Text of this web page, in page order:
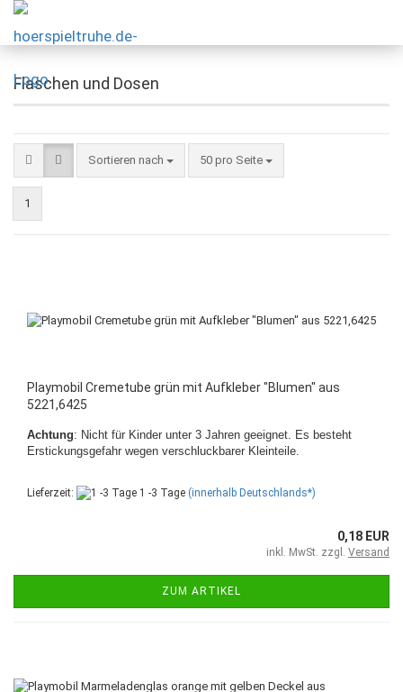
Flaschen und Dosen
Sortieren nach 50 pro Seite
1
Playmobil Cremetube grün mit Aufkleber "Blumen" aus
5221,6425
Achtung: Nicht für Kinder unter 3 Jahren geeignet. Es besteht
Erstickungsgefahr wegen verschluckbarer Kleinteile.
Lieferzeit: 1 -3 Tage (innerhalb Deutschlands*)
0,18 EUR
inkl. MwSt. zzgl. Versand
ZUM ARTIKEL